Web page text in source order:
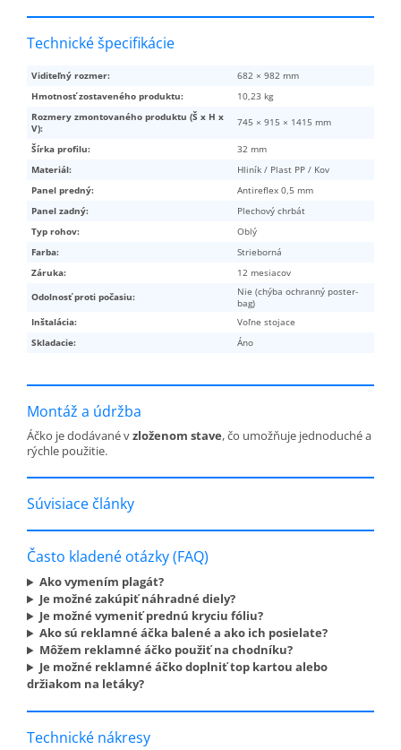
Technické špecifikácie
Viditeľný rozmer:
682 × 982 mm
Hmotnosť zostaveného produktu:
10,23 kg
Rozmery zmontovaného produktu (Š x H x
V):
745 × 915 × 1415 mm
Šírka profilu:
32 mm
Materiál:
Hliník / Plast PP / Kov
Panel predný:
Antireflex 0,5 mm
Panel zadný:
Plechový chrbát
Typ rohov:
Oblý
Farba:
Strieborná
Záruka:
12 mesiacov
Odolnosť proti počasiu:
Nie (chýba ochranný poster-
bag)
Inštalácia:
Voľne stojace
Skladacie:
Áno
Montáž a údržba
Áčko je dodávané vzloženom stave, čo umožňuje jednoduché a
rýchle použitie.
Súvisiace články
Často kladené otázky (FAQ)
Ako vymením plagát?
Je možné zakúpiť náhradné diely?
Je možné vymeniť prednú kryciu fóliu?
Ako sú reklamné áčka balené a ako ich posielate?
Môžem reklamné áčko použiť na chodníku?
Je možné reklamné áčko doplniť top kartou alebo
držiakom na letáky?
Technické nákresy